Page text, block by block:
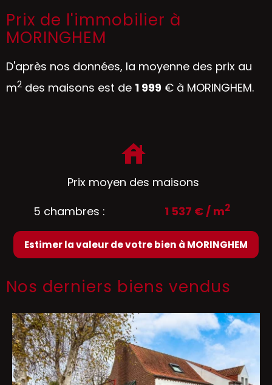
Prix de l'immobilier à
MORINGHEM
D'après nos données, la moyenne des prix au
m2 des maisons est de 1 999 € à MORINGHEM.
Prix moyen des maisons
5 chambres :
1 537 € / m2
Estimer la valeur de votre bien à MORINGHEM
Nos derniers biens vendus